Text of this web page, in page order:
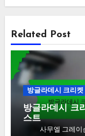
Related Post
방글라데시 크리켓
방글라데시 크
스트
사무엘 그레이